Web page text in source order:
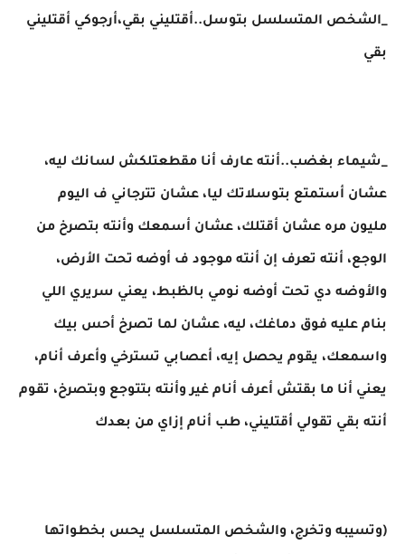
_الشخص المتسلسل بتوسل..أقتليني بقي،أرجوكي أقتليني
بقي
_شيماء بغضب..أنته عارف أنا مقطعتلكش لسانك ليه،
عشان أستمتع بتوسلاتك ليا، عشان تترجاني ف اليوم
مليون مره عشان أقتلك، عشان أسمعك وأنته بتصرخ من
الوجع، أنته تعرف إن أنته موجود ف أوضه تحت الأرض،
والأوضه دي تحت أوضه نومي بالظبط، يعني سريري اللي
بنام عليه فوق دماغك، ليه، عشان لما تصرخ أحس بيك
واسمعك، يقوم يحصل إيه، أعصابي تسترخي وأعرف أنام،
يعني أنا ما بقتش أعرف أنام غير وأنته بتتوجع وبتصرخ، تقوم
أنته بقي تقولي أقتليني، طب أنام إزاي من بعدك
(وتسيبه وتخرج، والشخص المتسلسل يحس بخطواتها